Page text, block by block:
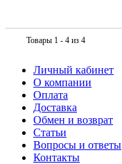
Товары 1 - 4 из 4
Личный кабинет
О компании
Оплата
Доставка
Обмен и возврат
Статьи
Вопросы и ответы
Контакты